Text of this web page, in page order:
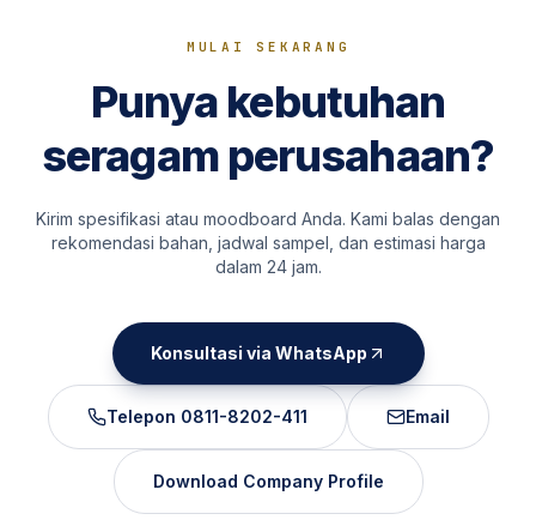
MULAI SEKARANG
Punya kebutuhan
seragam perusahaan?
Kirim spesifikasi atau moodboard Anda. Kami balas dengan
rekomendasi bahan, jadwal sampel, dan estimasi harga
dalam 24 jam.
Konsultasi via WhatsApp
Telepon 0811-8202-411 Email
Download Company Profile